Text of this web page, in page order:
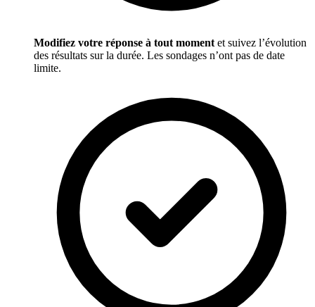
Modifiez votre réponse à tout moment et suivez l’évolution
des résultats sur la durée. Les sondages n’ont pas de date
limite.